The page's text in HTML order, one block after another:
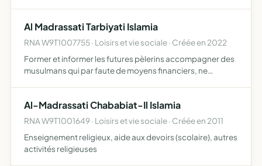
Al Madrassati Tarbiyati Islamia
RNA W9T1007755 · Loisirs et vie sociale · Créée en 2022
Former et informer les futures pèlerins accompagner des
musulmans qui par faute de moyens financiers, ne
enfants …
Al-Madrassati Chababiat-Il Islamia
RNA W9T1001649 · Loisirs et vie sociale · Créée en 2011
Enseignement religieux, aide aux devoirs (scolaire), autres
activités religieuses